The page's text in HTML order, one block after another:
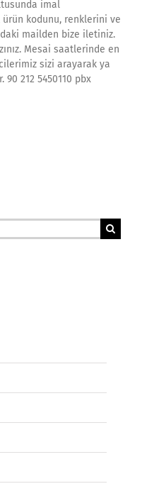
imal
ürün kodunu, renklerini ve
mailden bize iletiniz.
Mesai saatlerinde en
sizi arayarak ya
212 5450110 pbx